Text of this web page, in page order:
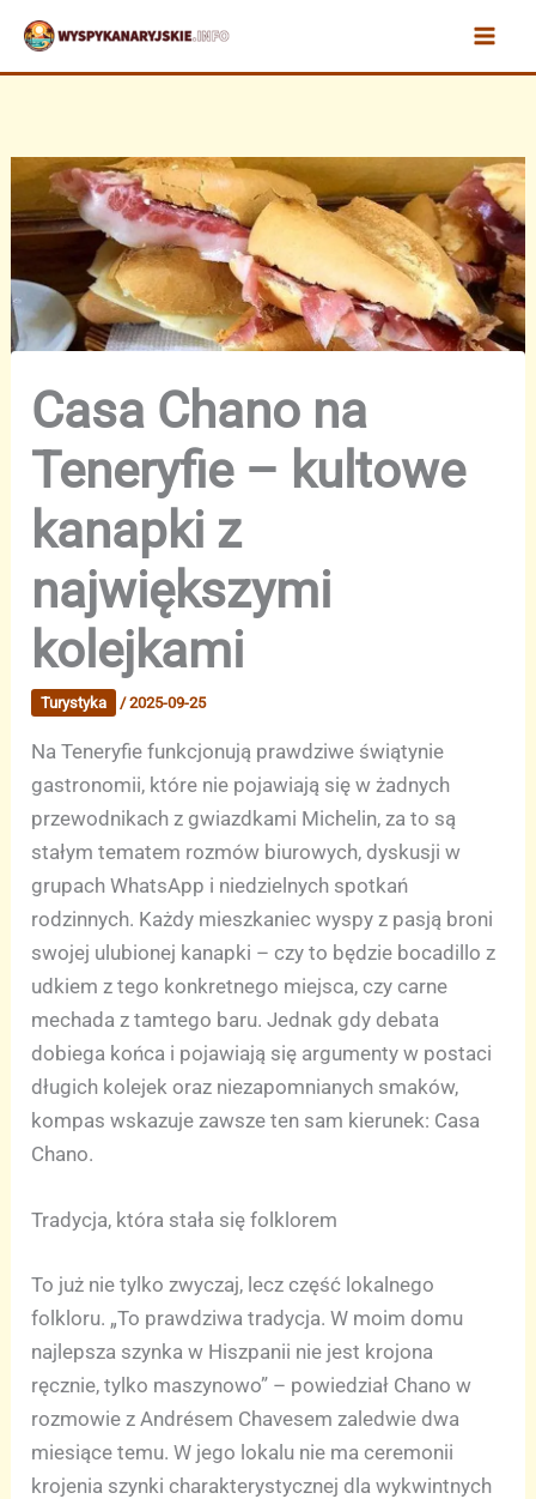
Przejdź
treści
Casa Chano na
Teneryfie – kultowe
kanapki z
największymi
kolejkami
Turystyka /2025-09-25
Na Teneryfie funkcjonują prawdziwe świątynie
gastronomii, które nie pojawiają się w żadnych
przewodnikach z gwiazdkami Michelin, za to są
stałym tematem rozmów biurowych, dyskusji w
grupach WhatsApp i niedzielnych spotkań
rodzinnych. Każdy mieszkaniec wyspy z pasją broni
swojej ulubionej kanapki – czy to będzie bocadillo z
udkiem z tego konkretnego miejsca, czy carne
mechada z tamtego baru. Jednak gdy debata
dobiega końca i pojawiają się argumenty w postaci
długich kolejek oraz niezapomnianych smaków,
kompas wskazuje zawsze ten sam kierunek: Casa
Chano.
Tradycja, która stała się folklorem
To już nie tylko zwyczaj, lecz część lokalnego
folkloru. „To prawdziwa tradycja. W moim domu
najlepsza szynka w Hiszpanii nie jest krojona
ręcznie, tylko maszynowo” – powiedział Chano w
rozmowie z Andrésem Chavesem zaledwie dwa
miesiące temu. W jego lokalu nie ma ceremonii
krojenia szynki charakterystycznej dla wykwintnych